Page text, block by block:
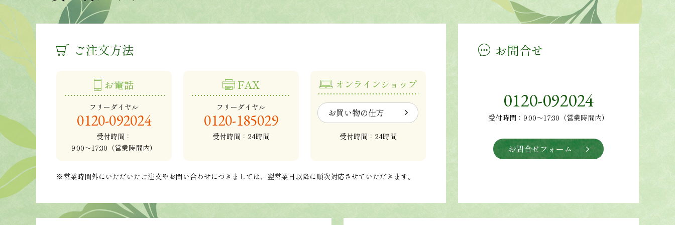
ご注文方法
お電話
フリーダイヤル
0120-092024
受付時間：
9:00～17:30（営業時間内）
FAX
フリーダイヤル
0120-185029
受付時間：24時間
オンラインショップ
お買い物の仕方
受付時間：24時間
※営業時間外にいただいたご注文やお問い合わせにつきましては、翌営業日以降に順次対応させていただきます。
お問合せ
0120-092024
受付時間：9:00～17:30（営業時間内）
お問合せフォーム